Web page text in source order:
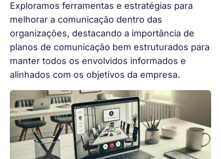
Exploramos ferramentas e estratégias para
melhorar a comunicação dentro das
organizações, destacando a importância de
planos de comunicação bem estruturados para
manter todos os envolvidos informados e
alinhados com os objetivos da empresa.